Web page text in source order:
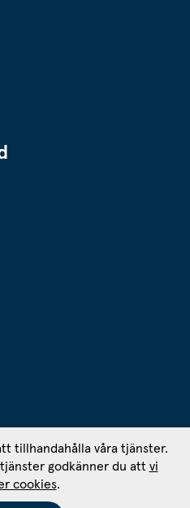
2403
tillhandahålla våra tjänster.
godkänner du att vi
cookies.